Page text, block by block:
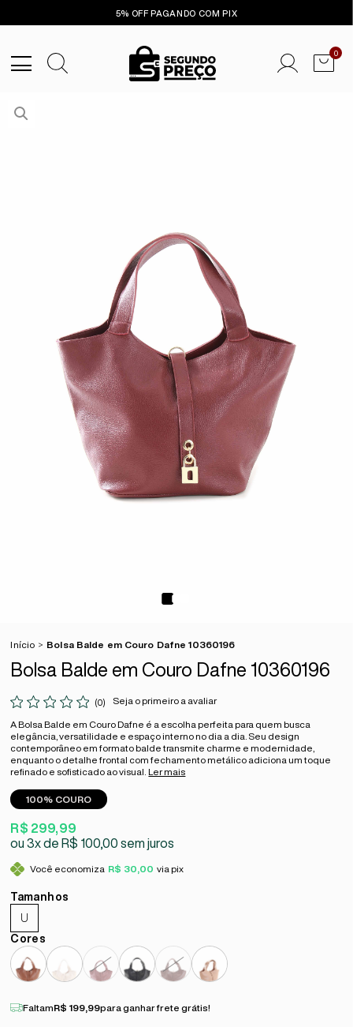
5% OFF PAGANDO COM PIX
0
Início Bolsa Balde em Couro Dafne 10360196
Bolsa Balde em Couro Dafne 10360196
(0) Seja o primeiro a avaliar
A Bolsa Balde em Couro Dafne é a escolha perfeita para quem busca
elegância, versatilidade e espaço interno no dia a dia. Seu design
contemporâneo em formato balde transmite charme e modernidade,
enquanto o detalhe frontal com fechamento metálico adiciona um toque
refinado e sofisticado ao visual. Ler mais
100% COURO
R$ 299,99
3x
R$ 100,00sem juros
Você economiza R$ 30,00 via pix
U
FaltamR$ 199,99para ganhar frete grátis!